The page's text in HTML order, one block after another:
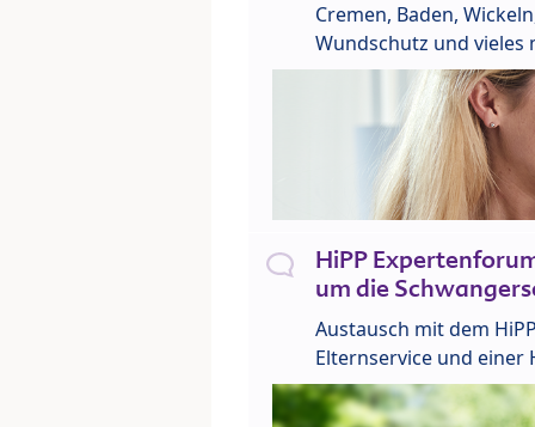
Cremen, Baden,
Wundschutz und vieles
HiPP
um die
Austausch mit dem
Elternservice und einer